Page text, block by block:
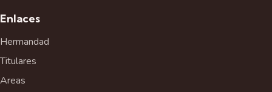
Enlaces
Hermandad
Titulares
Areas